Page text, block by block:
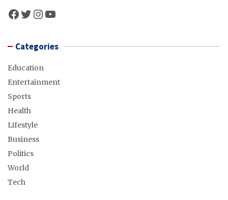
Facebook
Twitter
Instagram
YouTube
Categories
Education
Entertainment
Sports
Health
Lifestyle
Business
Politics
World
Tech